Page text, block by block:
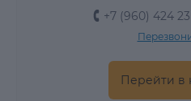
+7 (960) 424
Перейти в